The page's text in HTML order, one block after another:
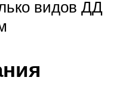
видов ДД